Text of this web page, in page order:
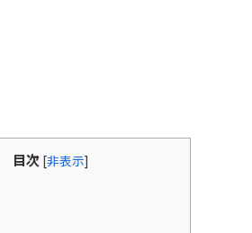
目次 [非表示]